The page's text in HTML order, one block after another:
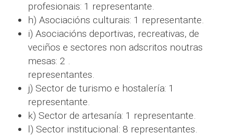
profesionais: 1 representante.
h) Asociacións culturais: 1 representante.
i) Asociacións deportivas, recreativas, de
veciños e sectores non adscritos noutras
mesas: 2 .
representantes.
j) Sector de turismo e hostalería: 1
representante.
k) Sector de artesanía: 1 representante.
l) Sector institucional: 8 representantes.